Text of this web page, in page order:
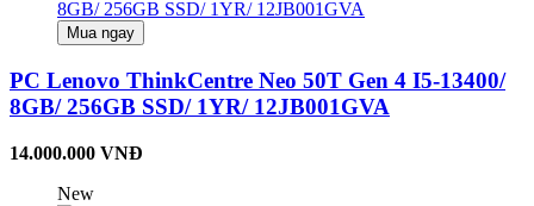
Mua ngay
PC Lenovo ThinkCentre Neo 50T Gen 4 I5-13400/
8GB/ 256GB SSD/ 1YR/ 12JB001GVA
14.000.000 VNĐ
New